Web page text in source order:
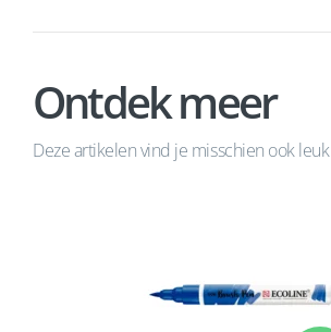
Ontdek meer
Deze artikelen vind je misschien ook leuk